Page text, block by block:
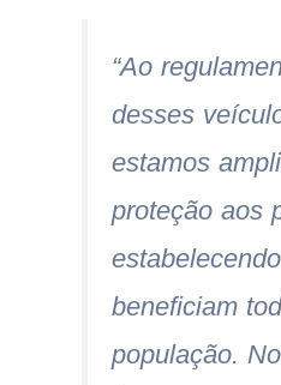
“Ao
desses
estamos
proteção aos
beneficiam
população.